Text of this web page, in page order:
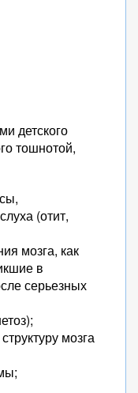
детского
тошнотой,
(отит,
мозга, как
в
серьезных
мозга